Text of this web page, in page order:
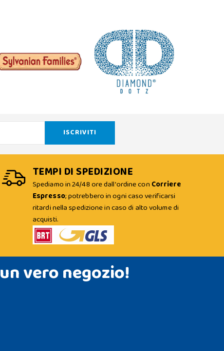
TEMPI DI SPEDIZIONE
Spediamo in 24/48 ore dall'ordine con Corriere
Espresso; potrebbero in ogni caso verificarsi
ritardi nella spedizione in caso di alto volume di
acquisti.
un vero negozio!